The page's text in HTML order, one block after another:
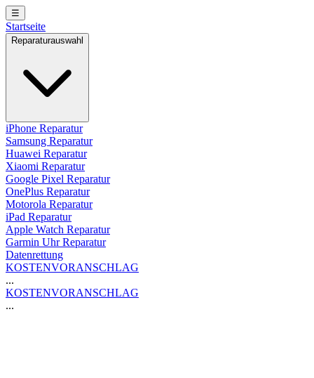
☰
Startseite
Reparaturauswahl
iPhone Reparatur
Samsung Reparatur
Huawei Reparatur
Xiaomi Reparatur
Google Pixel Reparatur
OnePlus Reparatur
Motorola Reparatur
iPad Reparatur
Apple Watch Reparatur
Garmin Uhr Reparatur
Datenrettung
KOSTENVORANSCHLAG
...
KOSTENVORANSCHLAG
...